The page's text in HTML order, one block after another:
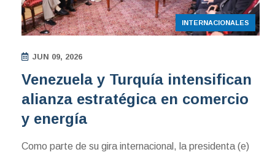
INTERNACIONALES
JUN 09, 2026
Venezuela y Turquía intensifican
alianza estratégica en comercio
y energía
Como parte de su gira internacional, la presidenta (e)